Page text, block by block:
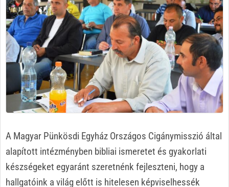
A Magyar Pünkösdi Egyház Országos Cigánymisszió által
alapított intézményben bibliai ismeretet és gyakorlati
készségeket egyaránt szeretnénk fejleszteni, hogy a
hallgatóink a világ előtt is hitelesen képviselhessék